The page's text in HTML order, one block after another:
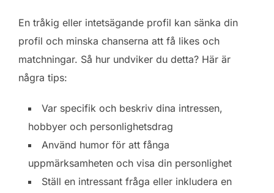
En tråkig eller intetsägande profil kan sänka din
profil och minska chanserna att få likes och
matchningar. Så hur undviker du detta? Här är
några tips:
Var specifik och beskriv dina intressen,
hobbyer och personlighetsdrag
Använd humor för att fånga
uppmärksamheten och visa din personlighet
Ställ en intressant fråga eller inkludera en